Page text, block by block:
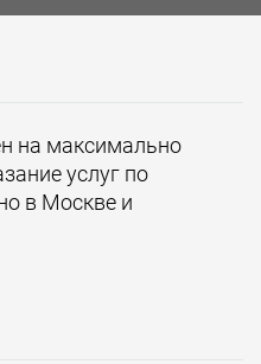
на максимально
услуг по
в Москве и